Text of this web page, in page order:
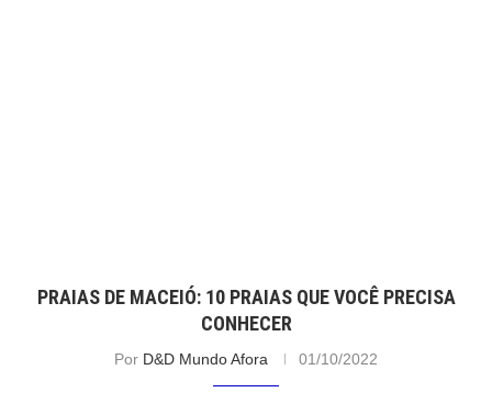
PRAIAS DE MACEIÓ: 10 PRAIAS QUE VOCÊ PRECISA
CONHECER
Por D&D Mundo Afora 01/10/2022